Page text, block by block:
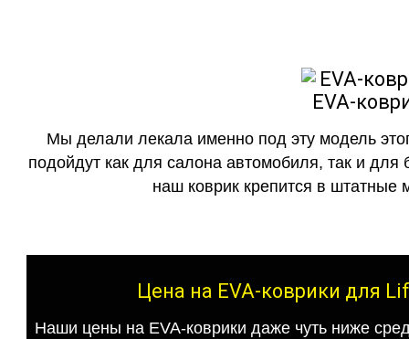
EVA-
Мы делали лекала именно под эту модель
подойдут как для салона автомобиля, так и для
наш коврик крепится в штатные
Цена на EVA-коврики для
Наши цены на EVA-коврики даже чуть ниже